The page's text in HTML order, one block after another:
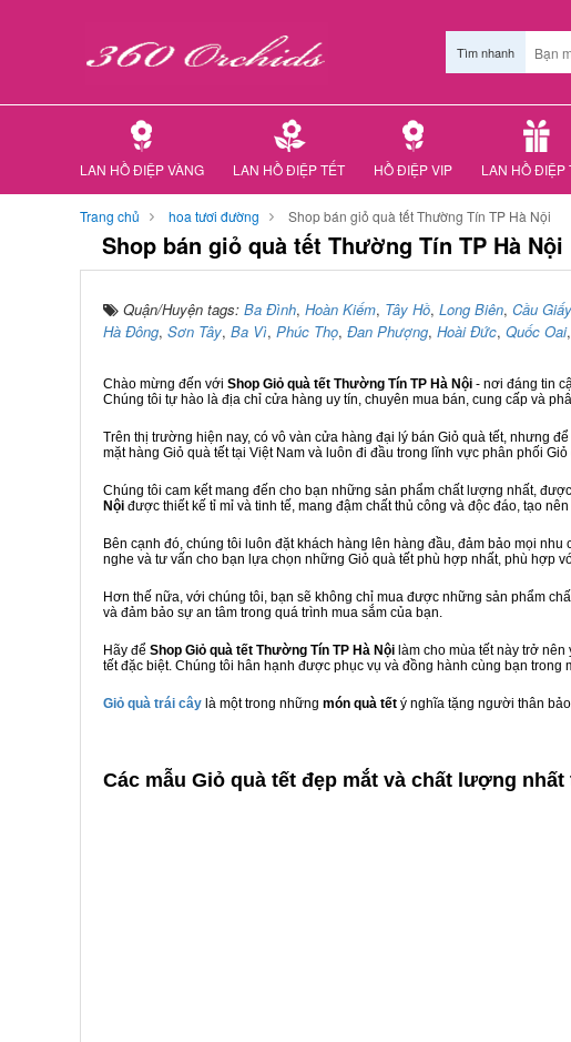
Tìm nhanh
LAN HỒ ĐIỆP VÀNG LAN HỒ ĐIỆP TẾT HỒ ĐIỆP VIP LAN HỒ ĐIỆP
Trang chủ hoa tươi đường Shop bán giỏ quà tết Thường Tín TP Hà Nội
Shop bán giỏ quà tết Thường Tín TP Hà Nội
Quận/Huyện tags: Ba Đình, Hoàn Kiếm, Tây Hồ, Long Biên, Cầu Giấy
Hà Đông, Sơn Tây, Ba Vì, Phúc Thọ, Đan Phượng, Hoài Đức, Quốc Oai,
Chào mừng đến với Shop Giỏ quà tết Thường Tín TP Hà Nội - nơi đáng tin
Chúng tôi tự hào là địa chỉ cửa hàng uy tín, chuyên mua bán, cung cấp và
Trên thị trường hiện nay, có vô vàn cửa hàng đại lý bán Giỏ quà tết, nhưng
mặt hàng Giỏ quà tết tại Việt Nam và luôn đi đầu trong lĩnh vực phân phối Giỏ
Chúng tôi cam kết mang đến cho bạn những sản phẩm chất lượng nhất,
Nội được thiết kế tỉ mỉ và tinh tế, mang đậm chất thủ công và độc đáo, tạo
Bên cạnh đó, chúng tôi luôn đặt khách hàng lên hàng đầu, đảm bảo mọi
nghe và tư vấn cho bạn lựa chọn những Giỏ quà tết phù hợp nhất, phù hợp
Hơn thế nữa, với chúng tôi, bạn sẽ không chỉ mua được những sản phẩm
và đảm bảo sự an tâm trong quá trình mua sắm của bạn.
Hãy để Shop Giỏ quà tết Thường Tín TP Hà Nội làm cho mùa tết này trở
tết đặc biệt. Chúng tôi hân hạnh được phục vụ và đồng hành cùng bạn trong
Giỏ quà trái cây là một trong những món quà tết ý nghĩa tặng người thân
Các mẫu Giỏ quà tết đẹp mắt và chất lượng